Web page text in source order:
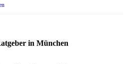
in München